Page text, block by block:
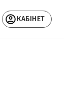
КАБІНЕТ